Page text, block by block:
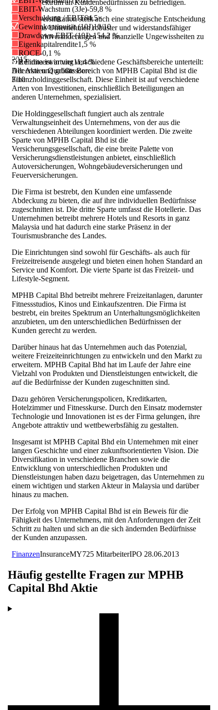
2015
EBIT-Wachstum (3Je)-59,8 %
Verschuldung / EBIT64,5×
Gewinnkontinuität (10J)10/10
Drawdown EBIT (10J)-154,2 %
Eigenkapitalrendite1,5 %
ROCE-0,1 %
Renditeerwartung11,4 %
AlleAktien Qualitätsscore
3/10
breites Spektrum an Kundenbedürfnissen zu befriedigen.
Diese Diversifikation stellt auch eine strategische Entscheidung
dar, um das Unternehmen robuster und widerstandsfähiger
gegen Marktveränderungen und finanzielle Ungewissheiten zu
machen.
Die Firma ist in vier verschiedene Geschäftsbereiche unterteilt:
Der erste und größte Bereich von MPHB Capital Bhd ist die
Finanzholdinggesellschaft. Diese Einheit ist auf verschiedene
Arten von Investitionen, einschließlich Beteiligungen an
anderen Unternehmen, spezialisiert.
Die Holdinggesellschaft fungiert auch als zentrale
Verwaltungseinheit des Unternehmens, von der aus die
verschiedenen Abteilungen koordiniert werden. Die zweite
Sparte von MPHB Capital Bhd ist die
Versicherungsgesellschaft, die eine breite Palette von
Versicherungsdienstleistungen anbietet, einschließlich
Autoversicherungen, Wohngebäudeversicherungen und
Feuerversicherungen.
Die Firma ist bestrebt, den Kunden eine umfassende
Abdeckung zu bieten, die auf ihre individuellen Bedürfnisse
zugeschnitten ist. Die dritte Sparte umfasst die Hotellerie. Das
Unternehmen betreibt mehrere Hotels und Resorts in ganz
Malaysia und hat dadurch eine starke Präsenz in der
Tourismusbranche des Landes.
Die Einrichtungen sind sowohl für Geschäfts- als auch für
Freizeitreisende ausgelegt und bieten einen hohen Standard an
Service und Komfort. Die vierte Sparte ist das Freizeit- und
Lifestyle-Segment.
MPHB Capital Bhd betreibt mehrere Freizeitanlagen, darunter
Fitnessstudios, Kinos und Einkaufszentren. Die Firma ist
bestrebt, ein breites Spektrum an Unterhaltungsmöglichkeiten
anzubieten, um den unterschiedlichen Bedürfnissen der
Kunden gerecht zu werden.
Darüber hinaus hat das Unternehmen auch das Potenzial,
weitere Freizeiteinrichtungen zu entwickeln und den Markt zu
erweitern. MPHB Capital Bhd hat im Laufe der Jahre eine
Vielzahl von Produkten und Dienstleistungen entwickelt, die
auf die Bedürfnisse der Kunden zugeschnitten sind.
Dazu gehören Versicherungspolicen, Kreditkarten,
Hotelzimmer und Fitnesskurse. Durch den Einsatz modernster
Technologie und Innovationen ist es der Firma gelungen, ihre
Angebote attraktiv und wettbewerbsfähig zu gestalten.
Insgesamt ist MPHB Capital Bhd ein Unternehmen mit einer
langen Geschichte und einer zukunftsorientierten Vision. Die
Diversifikation in verschiedene Branchen sowie die
Entwicklung von unterschiedlichen Produkten und
Dienstleistungen haben dazu beigetragen, das Unternehmen zu
einem wichtigen und starken Akteur in Malaysia und darüber
hinaus zu machen.
Der Erfolg von MPHB Capital Bhd ist ein Beweis für die
Fähigkeit des Unternehmens, mit den Anforderungen der Zeit
Schritt zu halten und sich an die sich ändernden Bedürfnisse
der Kunden anzupassen.
FinanzenInsuranceMY725 MitarbeiterIPO 28.06.2013
Häufig gestellte Fragen zur MPHB
Capital Bhd Aktie